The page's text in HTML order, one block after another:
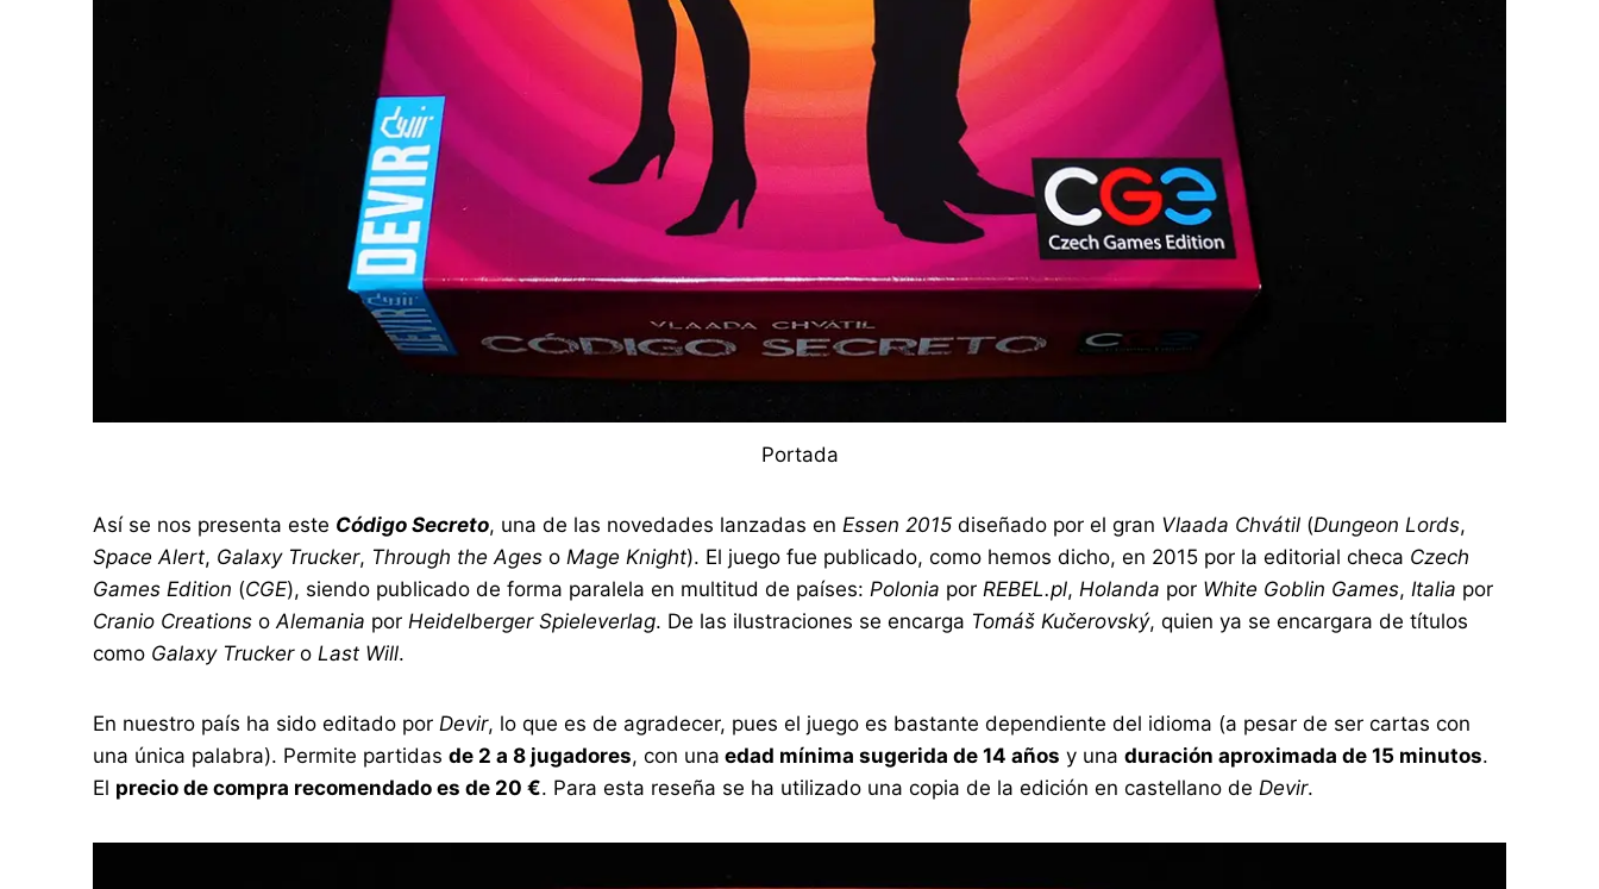
Portada
Así se nos presenta este Código Secreto, una de las novedades lanzadas enEssen 2015 diseñado por el gran Vlaada Chvátil (Dungeon Lords,
Space Alert, Galaxy Trucker, Through the Ages oMage Knight). El juego fue publicado, como hemos dicho, en 2015 por la editorial checa Czech
Games Edition (CGE), siendo publicado de forma paralela en multitud de países:Polonia porREBEL.pl,Holanda por White Goblin Games,Italia por
Cranio Creations oAlemania porHeidelberger Spieleverlag. De las ilustraciones se encarga Tomáš Kučerovský, quien ya se encargara de títulos
como Galaxy TruckeroLast Will.
En nuestro país ha sido editado porDevir, lo que es de agradecer, pues el juego es bastante dependiente del idioma (a pesar de ser cartas con
una única palabra). Permite partidasde 2 a 8 jugadores, con una edad mínima sugerida de 14 años y unaduración aproximada de 15 minutos.
El precio de compra recomendado es de 20 €. Para esta reseña se ha utilizado una copia de la edición en castellano deDevir.